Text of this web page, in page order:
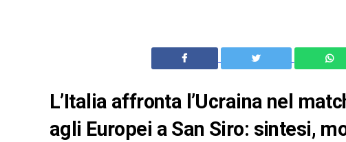
L’Italia affronta l’Ucraina nel
agli Europei a San Siro: sintesi,